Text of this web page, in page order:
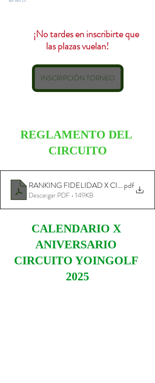
  ¡No tardes en inscribirte que
las plazas vuelan!
INSCRIPCIÓN TORNEO
REGLAMENTO DEL
CIRCUITO
RANKING FIDELIDAD X CIRCUITO
.pdf
Descargar PDF • 149KB
CALENDARIO X
ANIVERSARIO
CIRCUITO YOINGOLF
2025